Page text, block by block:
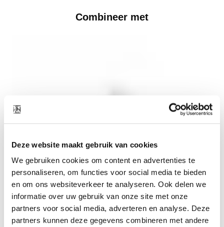
Deze website maakt gebruik van cookies
We gebruiken cookies om content en advertenties te
personaliseren, om functies voor social media te bieden
en om ons websiteverkeer te analyseren. Ook delen we
informatie over uw gebruik van onze site met onze
partners voor social media, adverteren en analyse. Deze
partners kunnen deze gegevens combineren met andere
Combineer met